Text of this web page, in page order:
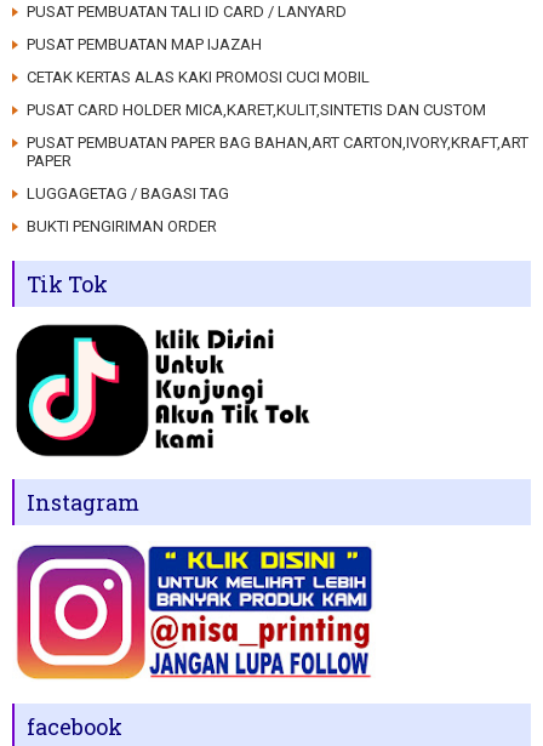
PUSAT PEMBUATAN TALI ID CARD / LANYARD
PUSAT PEMBUATAN MAP IJAZAH
CETAK KERTAS ALAS KAKI PROMOSI CUCI MOBIL
PUSAT CARD HOLDER MICA,KARET,KULIT,SINTETIS DAN CUSTOM
PUSAT PEMBUATAN PAPER BAG BAHAN,ART CARTON,IVORY,KRAFT,ART
PAPER
LUGGAGETAG / BAGASI TAG
BUKTI PENGIRIMAN ORDER
Tik Tok
Instagram
facebook